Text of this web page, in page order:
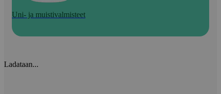
Uni- ja muistivalmisteet
Ladataan...